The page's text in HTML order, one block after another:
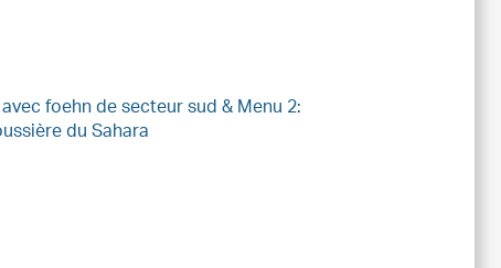
foehn de secteur sud & Menu 2:
du Sahara